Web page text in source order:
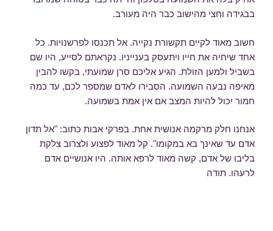
בבגידה וחצי מהישוב כבר היה מעורב.
חשוב מאוד לקיים תקשורת נקייה. אל תכנסו לפרשנויות. כל
אחד שיחיה את חייו ויתעסק בענייניו. נקראתם לסייע, היו שם
בשביל ולמען הזולת. הגיע אליכם סרן שמועתי, בקשו להבין
מאיפה נבעה השמועה. הסבירו לאדם שמספר לכם, עד כמה
חמור יכול להיות המצב אם אין אמת בשמועה.
אנחנו חלק מרקמה אנושית אחת. בפרקי אבות כתוב: "אל תדון
אדם עד שאינך בא במקומו". קל מאוד לפצוע ולצרוב צלקת
בליבו של אדם, קשה מאוד לרפא אותה. היו אנושיים אדם
לרעהו. תודה